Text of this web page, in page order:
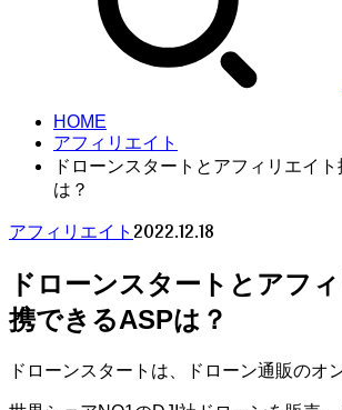
HOME
アフィリエイト
ドローンスタートとアフィリエイ
は？
アフィリエイト 2022.12.18
ドローンスタートとアフ
携できるASPは？
ドローンスタートは、ドローン通販のオ